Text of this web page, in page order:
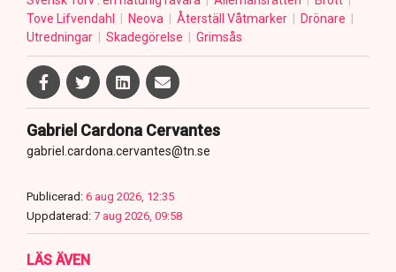
Tove Lifvendahl
Neova Återställ Våtmarker
Drönare
Utredningar
Skadegörelse Grimsås
Gabriel Cardona Cervantes
gabriel.cardona.cervantes@tn.se
Publicerad: 6 aug 2026, 12:35
Uppdaterad: 7 aug 2026, 09:58
LÄS ÄVEN